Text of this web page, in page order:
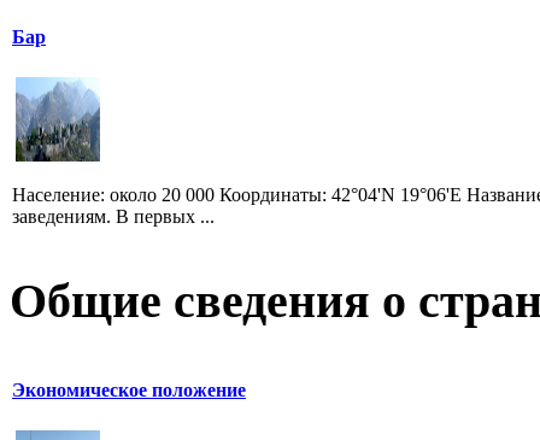
Бар
Население: около 20 000 Координаты: 42°04'N 19°06'E
заведениям. В первых ...
Общие сведения о
Экономическое положение